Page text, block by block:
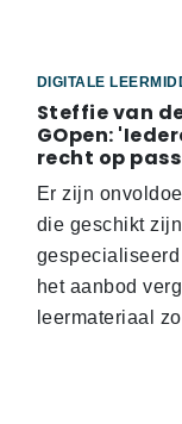
DIGITALE
Steffie van
GOpen:
recht op
Er zijn
die geschikt
het aanbod
leermateriaal